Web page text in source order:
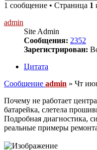
1 сообщение • Страница 1
admin
Site Admin
Сообщения: 2352
Зарегистрирован:
Цитата
Сообщение admin » Чт
Почему не работает
батарейка, слетела
Подробная диагностика,
реальные примеры